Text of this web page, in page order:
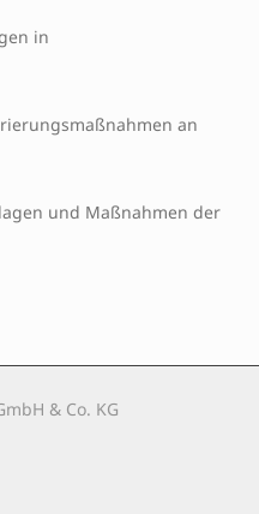
in
an
und Maßnahmen der
& Co. KG